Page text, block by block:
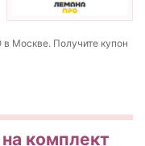
Москве. Получите купон
комплект